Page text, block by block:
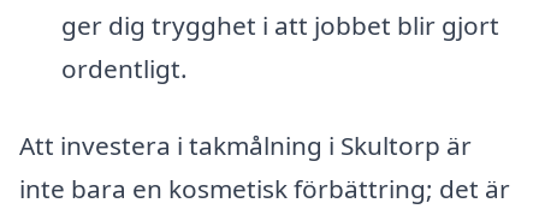
ger dig trygghet i att jobbet blir gjort
ordentligt.
Att investera i takmålning i Skultorp är
inte bara en kosmetisk förbättring; det är